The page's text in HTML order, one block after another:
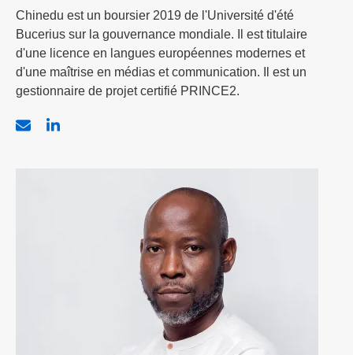
Chinedu est un boursier 2019 de l'Université d'été
Bucerius sur la gouvernance mondiale. Il est titulaire
d'une licence en langues européennes modernes et
d'une maîtrise en médias et communication. Il est un
gestionnaire de projet certifié PRINCE2.